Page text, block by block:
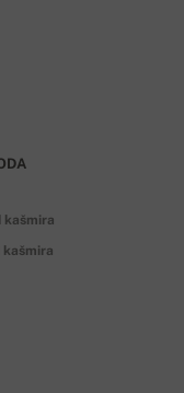
kašmira
kašmira